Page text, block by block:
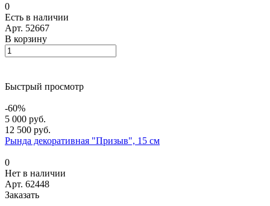
0
Есть в наличии
Арт. 52667
В корзину
Быстрый просмотр
-60%
5 000 руб.
12 500 руб.
Рында декоративная "Призыв", 15 см
0
Нет в наличии
Арт. 62448
Заказать